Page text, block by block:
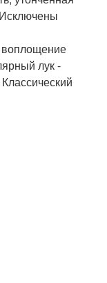
воплощение
лук -